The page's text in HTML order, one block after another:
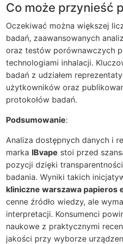
Co może przynieść
Oczekiwać można większej
badań, zaawansowanych
oraz testów porównawczych
technologiami inhalacji.
badań z udziałem
użytkowników oraz
protokołów badań.
Podsumowanie:
Analiza dostępnych danych i
marka IBvape stoi przed
pozycji dzięki
badania. Wyniki takich
kliniczne warszawa papieros
cenne źródło wiedzy, ale
interpretacji. Konsumenci
naukowe z praktycznymi
jakości przy wyborze